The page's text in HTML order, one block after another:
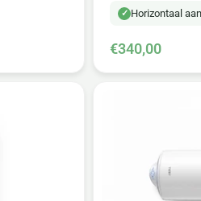
Horizontaal
€340,00